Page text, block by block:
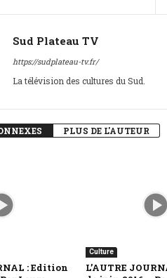
Sud Plateau TV
https://sudplateau-tv.fr/
La télévision des cultures du Sud.
PLUS DE L'AUTEUR
: Edition
Culture
L’AUTRE